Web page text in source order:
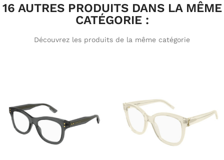
16 AUTRES PRODUITS DANS LA MÊME
CATÉGORIE :
Découvrez les produits de la même catégorie